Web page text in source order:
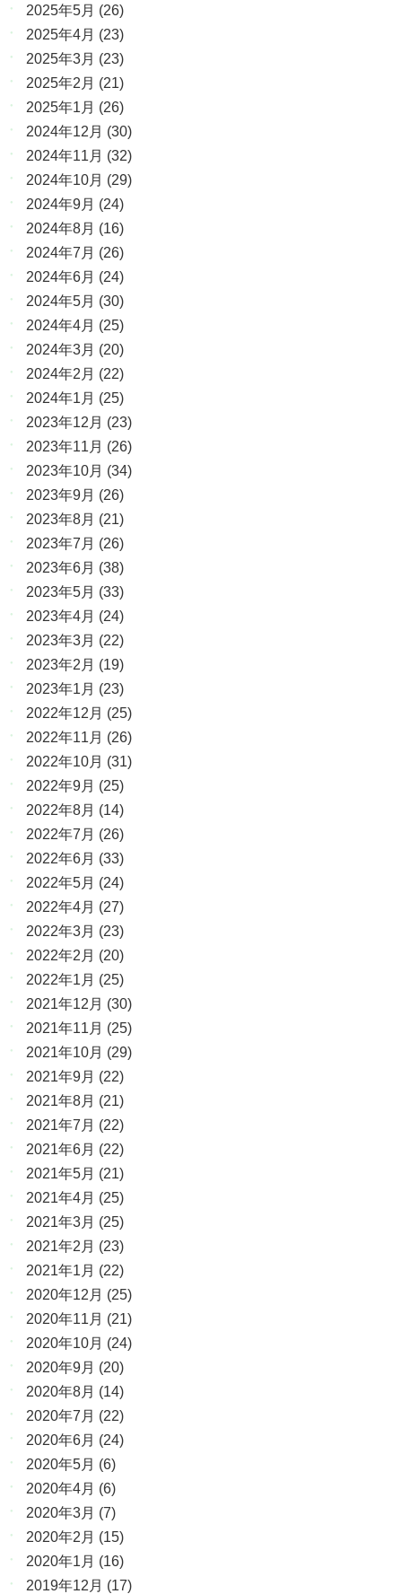
2025年5月 (26)
2025年4月 (23)
2025年3月 (23)
2025年2月 (21)
2025年1月 (26)
2024年12月 (30)
2024年11月 (32)
2024年10月 (29)
2024年9月 (24)
2024年8月 (16)
2024年7月 (26)
2024年6月 (24)
2024年5月 (30)
2024年4月 (25)
2024年3月 (20)
2024年2月 (22)
2024年1月 (25)
2023年12月 (23)
2023年11月 (26)
2023年10月 (34)
2023年9月 (26)
2023年8月 (21)
2023年7月 (26)
2023年6月 (38)
2023年5月 (33)
2023年4月 (24)
2023年3月 (22)
2023年2月 (19)
2023年1月 (23)
2022年12月 (25)
2022年11月 (26)
2022年10月 (31)
2022年9月 (25)
2022年8月 (14)
2022年7月 (26)
2022年6月 (33)
2022年5月 (24)
2022年4月 (27)
2022年3月 (23)
2022年2月 (20)
2022年1月 (25)
2021年12月 (30)
2021年11月 (25)
2021年10月 (29)
2021年9月 (22)
2021年8月 (21)
2021年7月 (22)
2021年6月 (22)
2021年5月 (21)
2021年4月 (25)
2021年3月 (25)
2021年2月 (23)
2021年1月 (22)
2020年12月 (25)
2020年11月 (21)
2020年10月 (24)
2020年9月 (20)
2020年8月 (14)
2020年7月 (22)
2020年6月 (24)
2020年5月 (6)
2020年4月 (6)
2020年3月 (7)
2020年2月 (15)
2020年1月 (16)
2019年12月 (17)